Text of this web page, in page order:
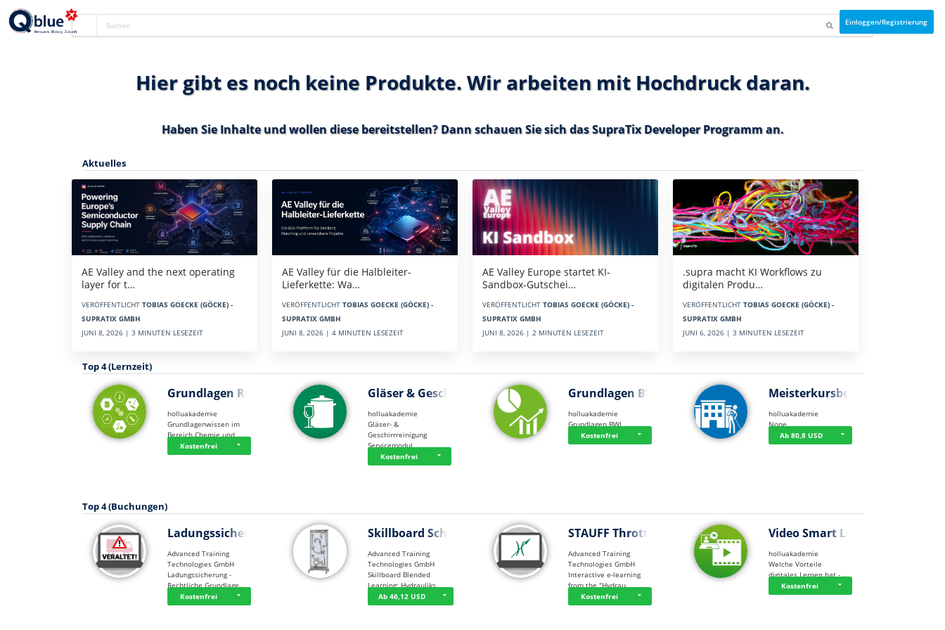
Einloggen/Registrierung
Hier gibt es noch keine Produkte. Wir arbeiten mit Hochdruck daran.
Haben Sie Inhalte und wollen diese bereitstellen? Dann schauen Sie sich dasSupraTix Developer Programman.
Aktuelles
AE Valley and the next operating
layer for t…
VERÖFFENTLICHT TOBIAS GOECKE (GÖCKE) -
SUPRATIX GMBH
JUNI 8, 2026 | 3 MINUTEN LESEZEIT
AE Valley für die Halbleiter-
Lieferkette: Wa…
VERÖFFENTLICHT TOBIAS GOECKE (GÖCKE) -
SUPRATIX GMBH
JUNI 8, 2026 | 4 MINUTEN LESEZEIT
AE Valley Europe startet KI-
Sandbox-Gutschei…
VERÖFFENTLICHT TOBIAS GOECKE (GÖCKE) -
SUPRATIX GMBH
JUNI 8, 2026 | 2 MINUTEN LESEZEIT
.supra macht KI Workflows zu
digitalen Produ…
VERÖFFENTLICHT TOBIAS GOECKE (GÖCKE) -
SUPRATIX GMBH
JUNI 6, 2026 | 3 MINUTEN LESEZEIT
Top 4 (Lernzeit)
Grundlagen Rein…
holluakademie
Grundlagenwissen im
Bereich Chemie und …
Kostenfrei
Gläser & Geschi…
holluakademie
Gläser- &
Geschirrreinigung
Servicemodul
Kostenfrei
Grundlagen BWL
holluakademie
Grundlagen BWL
Kostenfrei
Meisterkursbegl…
holluakademie
None
Ab 80,8 USD
Top 4 (Buchungen)
Ladungssicherung
Advanced Training
Technologies GmbH
Ladungssicherung -
Rechtliche Grundlage…
Kostenfrei
Skillboard Schl…
Advanced Training
Technologies GmbH
Skillboard Blended
Learning: Hydrauliks…
Ab 46,12 USD
STAUFF Throttle…
Advanced Training
Technologies GmbH
Interactive e-learning
from the "Hydrau…
Kostenfrei
Video Smart Lea…
holluakademie
Welche Vorteile
digitales Lernen hat - …
Kostenfrei